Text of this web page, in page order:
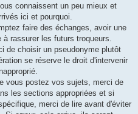
connaissent un peu mieux et
ici et pourquoi.
faire des échanges, avoir une
rassurer les futurs troqueurs.
de choisir un pseudonyme plutôt
se réserve le droit d'intervenir
vous postez vos sujets, merci de
les sections appropriées et si
merci de lire avant d'éviter